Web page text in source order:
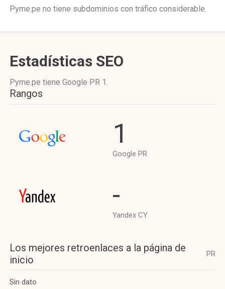
Pyme.pe no tiene subdominios con tráfico considerable.
Estadísticas SEO
Pyme.pe tiene Google PR 1.
Rangos
1
Google PR
-
Yandex CY
Los mejores retroenlaces a la página de
inicio
PR
Sin dato